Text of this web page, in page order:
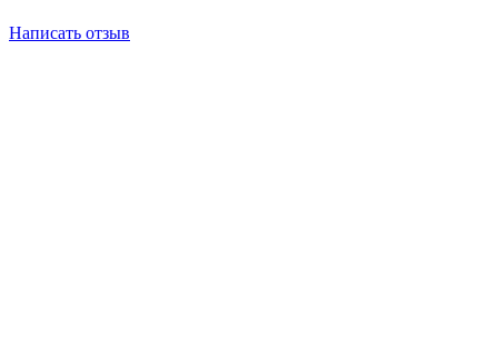
Написать отзыв